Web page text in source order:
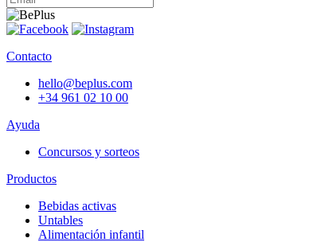
Contacto
hello@beplus.com
+34 961 02 10 00
Ayuda
Concursos y sorteos
Productos
Bebidas activas
Untables
Alimentación infantil